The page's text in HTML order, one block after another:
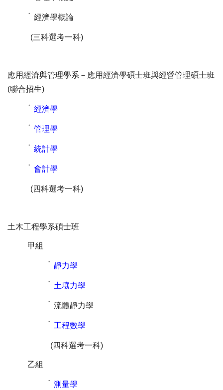
˙ 經濟學概論
(三科選考一科)
應用經濟與管理學系－應用經濟學碩士班與經營管理碩士班
(聯合招生)
˙ 經濟學
˙ 管理學
˙ 統計學
˙ 會計學
(四科選考一科)
土木工程學系碩士班
甲組
˙ 靜力學
˙ 土壤力學
˙ 流體靜力學
˙ 工程數學
(四科選考一科)
乙組
˙ 測量學